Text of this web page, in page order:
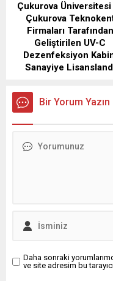
Çukurova Üniversitesi
Çukurova
Firmaları Tarafından
Geliştirilen UV-C
Dezenfeksiyon
Sanayiye
Bir Yorum Yazın
Daha sonraki
ve site adresim bu